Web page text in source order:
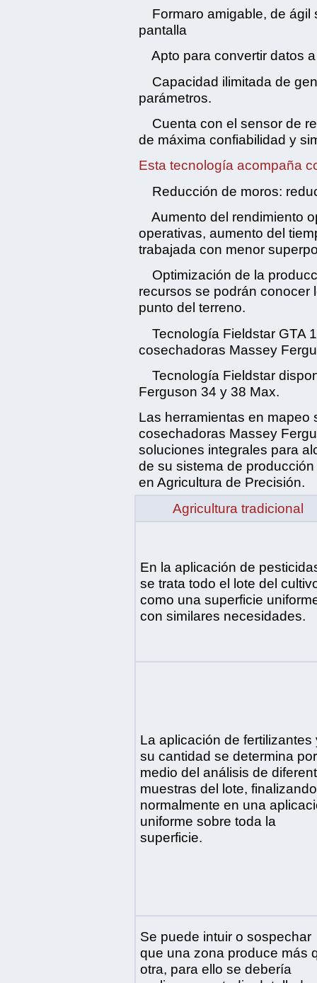
Formaro amigable, de
pantalla
Apto para convertir datos
Capacidad ilimitada de
parámetros.
Cuenta con el sensor de
de máxima confiabilidad y
Esta tecnología acompaña
Reducción de moros:
Aumento del rendimiento
operativas, aumento del
trabajada con menor
Optimización de la
recursos se podrán conocer
punto del terreno.
Tecnología Fieldstar GTA
cosechadoras Massey
Tecnología Fieldstar
Ferguson 34 y 38 Max.
Las herramientas en mapeo
cosechadoras Massey
soluciones integrales para
de su sistema de
en Agricultura de Precisión.
Agricultura tradicional
En la aplicación de
se trata todo el lote del
como una superficie
con similares necesidades.
La aplicación de fertilizantes
su cantidad se determina por
medio del análisis de
muestras del lote, finalizando
normalmente en una
uniforme sobre toda la
superficie.
Se puede intuir o sospechar
que una zona produce más
otra, para ello se debería